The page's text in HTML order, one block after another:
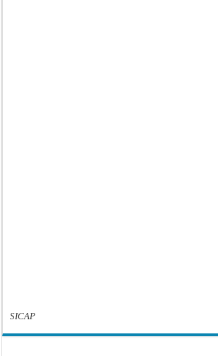
SICAP